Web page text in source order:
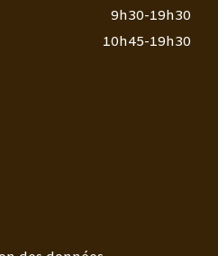
9h30-19h30
10h45-19h30